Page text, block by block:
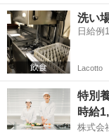
しくは 電話にて「求人
https://forms.office.com/
東京 豊島区 キ
洗い
日給例
Lacotto
特別
時給
株式会